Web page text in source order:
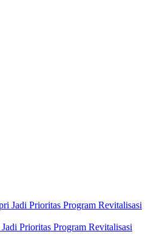
Prioritas Program Revitalisasi